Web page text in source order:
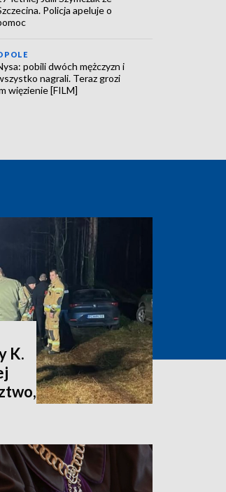
Policja apeluje o
pobili dwóch mężczyzn i
nagrali. Teraz grozi
więzienie [FILM]
K.